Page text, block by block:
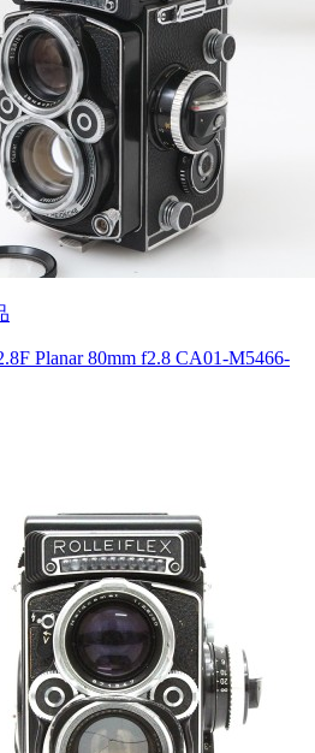
Planar 80mm f2.8 CA01-M5466-